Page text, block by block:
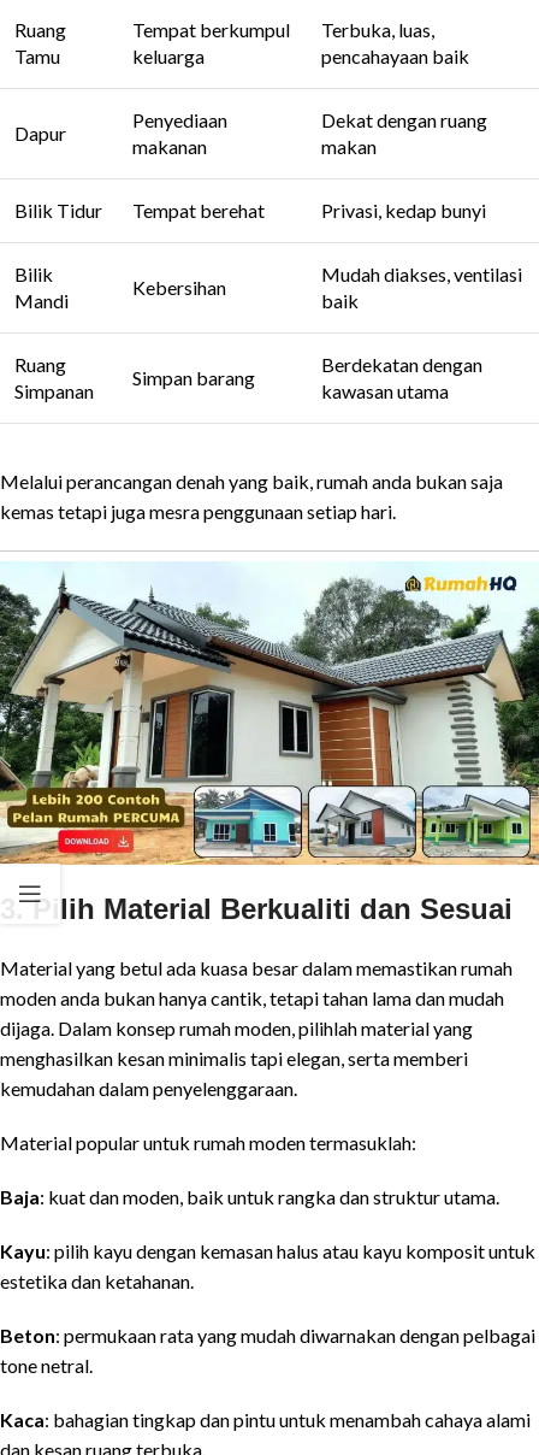
Ruang
Tamu
Tempat berkumpul
keluarga
Terbuka, luas,
pencahayaan baik
Dapur
Penyediaan
makanan
Dekat dengan ruang
makan
Bilik Tidur Tempat berehat Privasi, kedap bunyi
Bilik
Mandi
Kebersihan
Mudah diakses, ventilasi
baik
Ruang
Simpanan
Simpan barang
Berdekatan dengan
kawasan utama
Melalui perancangan denah yang baik, rumah anda bukan saja
kemas tetapi juga mesra penggunaan setiap hari.
3. Pilih Material Berkualiti dan Sesuai
Material yang betul ada kuasa besar dalam memastikan rumah
moden anda bukan hanya cantik, tetapi tahan lama dan mudah
dijaga. Dalam konsep rumah moden, pilihlah material yang
menghasilkan kesan minimalis tapi elegan, serta memberi
kemudahan dalam penyelenggaraan.
Material popular untuk rumah moden termasuklah:
Baja: kuat dan moden, baik untuk rangka dan struktur utama.
Kayu: pilih kayu dengan kemasan halus atau kayu komposit untuk
estetika dan ketahanan.
Beton: permukaan rata yang mudah diwarnakan dengan pelbagai
tone netral.
Kaca: bahagian tingkap dan pintu untuk menambah cahaya alami
dan kesan ruang terbuka.